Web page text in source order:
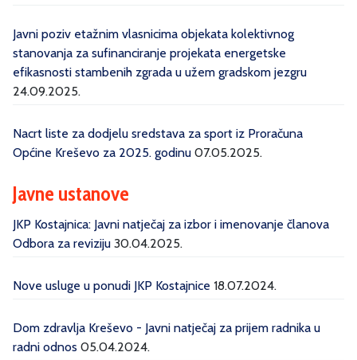
Javni poziv etažnim vlasnicima objekata kolektivnog
stanovanja za sufinanciranje projekata energetske
efikasnosti stambenih zgrada u užem gradskom jezgru
24.09.2025.
Nacrt liste za dodjelu sredstava za sport iz Proračuna
Općine Kreševo za 2025. godinu 07.05.2025.
Javne ustanove
JKP Kostajnica: Javni natječaj za izbor i imenovanje članova
Odbora za reviziju 30.04.2025.
Nove usluge u ponudi JKP Kostajnice 18.07.2024.
Dom zdravlja Kreševo - Javni natječaj za prijem radnika u
radni odnos 05.04.2024.